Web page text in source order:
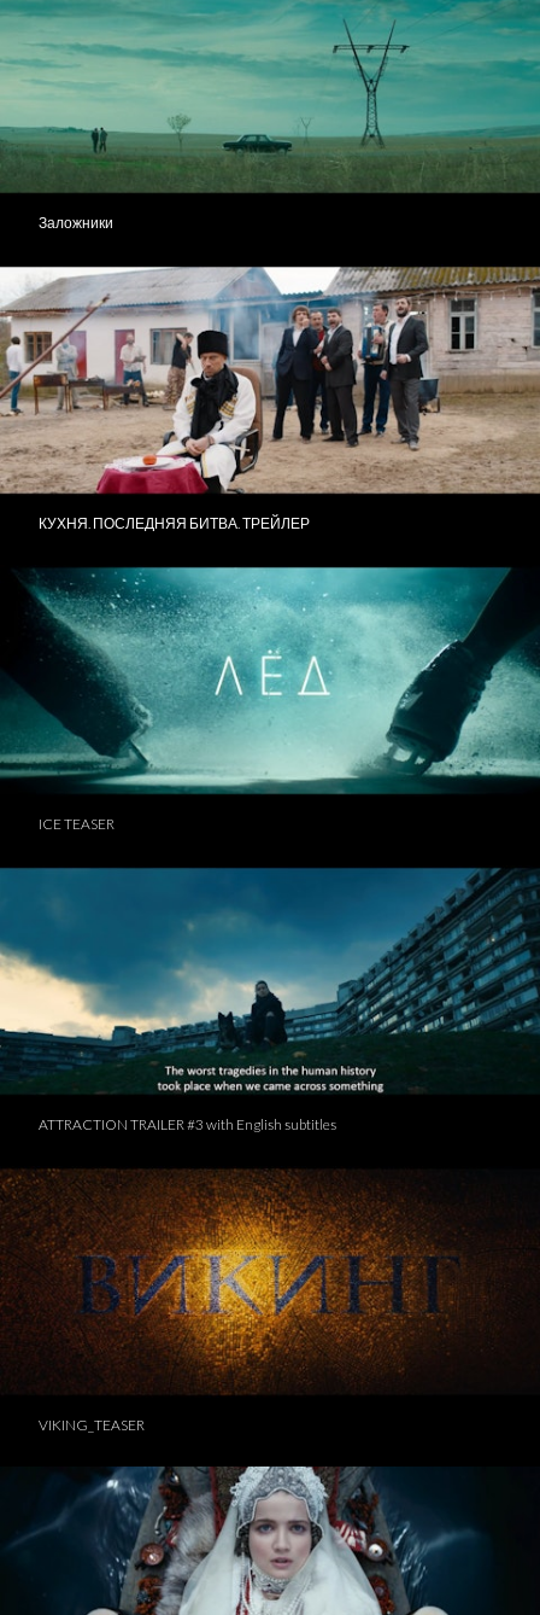
Заложники
КУХНЯ. ПОСЛЕДНЯЯ БИТВА. ТРЕЙЛЕР
ICE TEASER
ATTRACTION TRAILER #3 with English subtitles
VIKING_TEASER